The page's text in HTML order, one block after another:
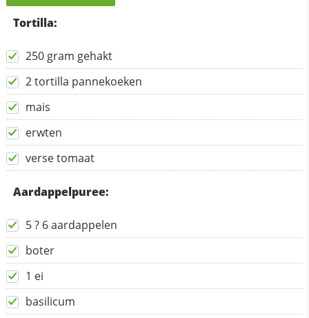
Tortilla:
250 gram gehakt
2 tortilla pannekoeken
mais
erwten
verse tomaat
Aardappelpuree:
5 ? 6 aardappelen
boter
1 ei
basilicum